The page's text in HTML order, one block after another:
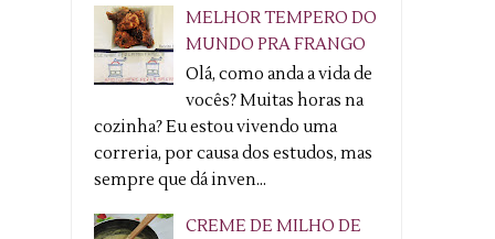
MELHOR TEMPERO DO
MUNDO PRA FRANGO
Olá, como anda a vida de
vocês? Muitas horas na
cozinha? Eu estou vivendo uma
correria, por causa dos estudos, mas
sempre que dá inven...
CREME DE MILHO DE